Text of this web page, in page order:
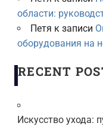
области:
Петя к записи
оборудования на
RECENT
Искусство ухода: